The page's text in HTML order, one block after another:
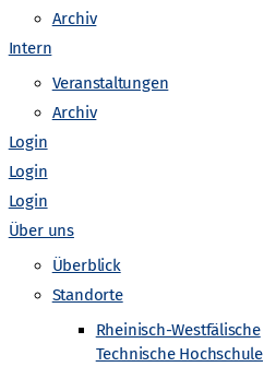
Archiv
Intern
Veranstaltungen
Archiv
Login
Login
Login
Über uns
Überblick
Standorte
Rheinisch-Westfälische
Technische Hochschule